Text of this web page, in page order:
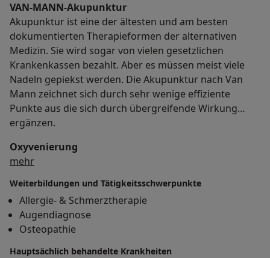
VAN-MANN-Akupunktur
Akupunktur ist eine der ältesten und am besten
dokumentierten Therapieformen der alternativen
Medizin. Sie wird sogar von vielen gesetzlichen
Krankenkassen bezahlt. Aber es müssen meist viele
Nadeln gepiekst werden. Die Akupunktur nach Van
Mann zeichnet sich durch sehr wenige effiziente
Punkte aus die sich durch übergreifende Wirkung
ergänzen.
Oxyvenierung
mehrÜber mich
Weiterbildungen und Tätigkeitsschwerpunkte
Allergie- & Schmerztherapie
Augendiagnose
Osteopathie
Hauptsächlich behandelte Krankheiten